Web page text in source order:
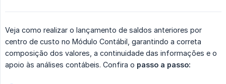
Veja como realizar o lançamento de saldos anteriores por
centro de custo no Módulo Contábil, garantindo a correta
composição dos valores, a continuidade das informações e o
apoio às análises contábeis. Confira o passo a passo: